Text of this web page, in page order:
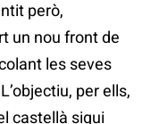
però,
un nou front de
les seves
per ells,
castellà sigui